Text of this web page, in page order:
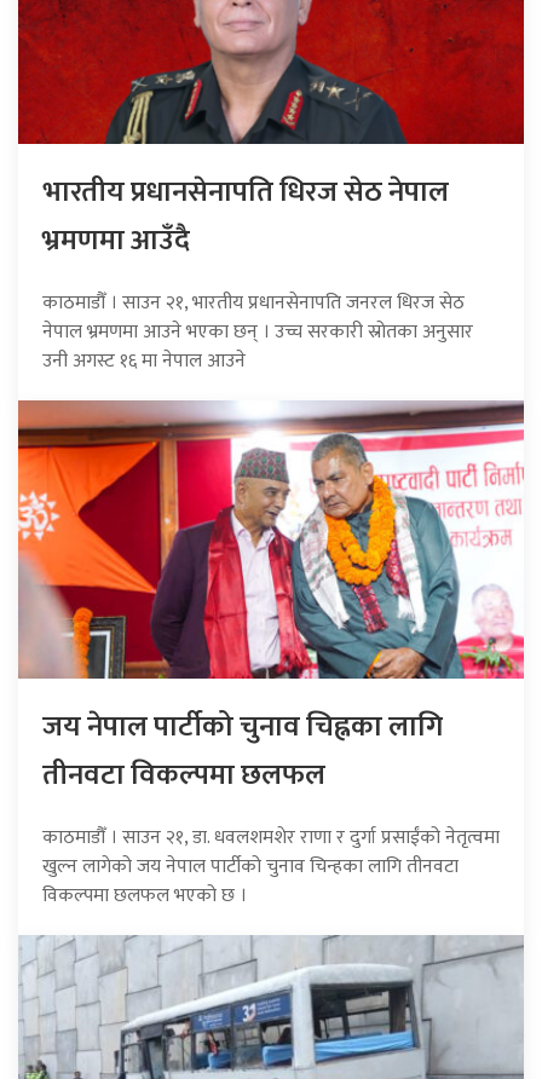
भारतीय प्रधानसेनापति धिरज सेठ नेपाल
भ्रमणमा आउँदै
काठमाडौँ । साउन २१, भारतीय प्रधानसेनापति जनरल धिरज सेठ
नेपाल भ्रमणमा आउने भएका छन् । उच्च सरकारी स्रोतका अनुसार
उनी अगस्ट १६ मा नेपाल आउने
जय नेपाल पार्टीको चुनाव चिह्नका लागि
तीनवटा विकल्पमा छलफल
काठमाडौँ । साउन २१, डा. धवलशमशेर राणा र दुर्गा प्रसाईंको नेतृत्वमा
खुल्न लागेको जय नेपाल पार्टीको चुनाव चिन्हका लागि तीनवटा
विकल्पमा छलफल भएको छ ।